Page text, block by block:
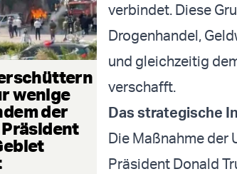
wenige
der
verbindet. Diese
Drogenhandel,
und gleichzeitig
verschafft.
Das strategische
Die Maßnahme der
Präsident Donald